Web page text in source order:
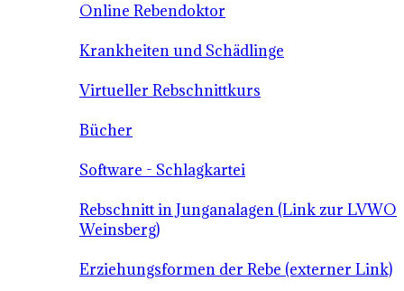
Online Rebendoktor
Krankheiten und Schädlinge
Virtueller Rebschnittkurs
Bücher
Software - Schlagkartei
Rebschnitt in Junganalagen (Link zur LVWO
Weinsberg)
Erziehungsformen der Rebe (externer Link)